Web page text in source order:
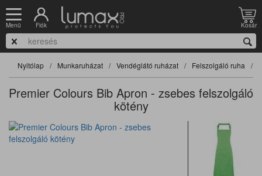
Menü Fiók Kosár
Nyitólap Munkaruházat Vendéglátó ruházat Felszolgáló ruha
Premier Colours Bib Apron - zsebes felszolgáló
kötény